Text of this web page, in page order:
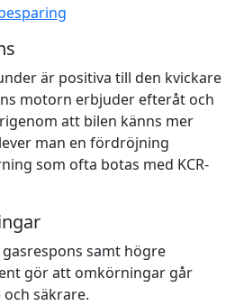
är positiva till den kvickare
motorn erbjuder efteråt och
att bilen känns mer
man en fördröjning
som ofta botas med KCR-
samt högre
gör att omkörningar går
säkrare.